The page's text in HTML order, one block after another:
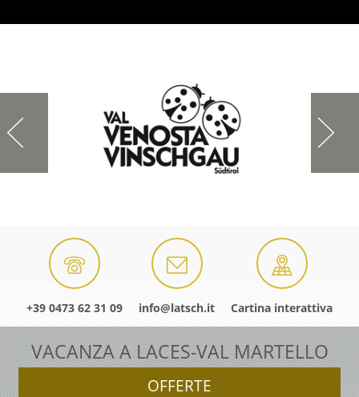
+39 0473 62 31 09 info@latsch.it Cartina interattiva
VACANZA A LACES-VAL MARTELLO
OFFERTE